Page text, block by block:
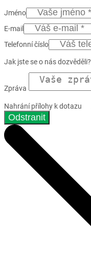
Jméno
E-mail
Telefonní číslo
Jak jste se o nás dozvěděli?
Zpráva
Nahrání přílohy k dotazu
Odstranit